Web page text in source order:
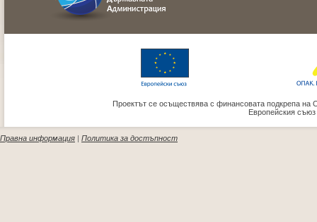
Проектът се осъществява с финансовата подкрепа на
Европейския
Правна информация | Политика за достъпност